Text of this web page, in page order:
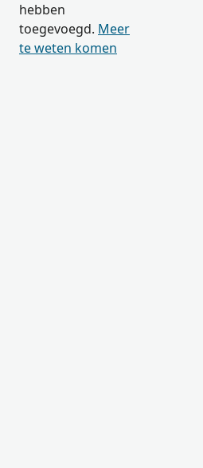
hebben
toegevoegd. Meer
te weten komen